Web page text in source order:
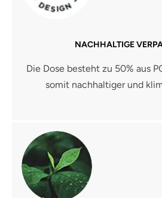
NACHHALTIGE
Die Dose besteht zu 50% aus
somit nachhaltiger und